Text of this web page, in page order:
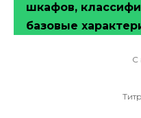
шкафов,
базовые
С